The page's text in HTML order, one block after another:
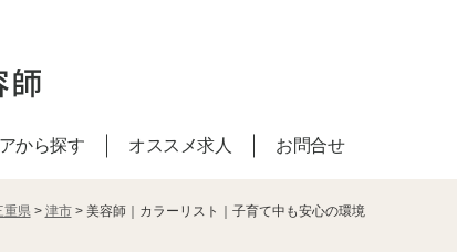
から探す オススメ求人 お問合せ
重県> 津市> 美容師｜カラーリスト｜子育て中も安心の環境